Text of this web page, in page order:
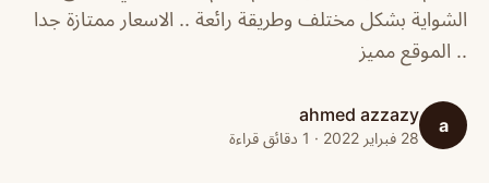
الشواية بشكل مختلف وطريقة رائعة .. الاسعار ممتازة جدا
.. الموقع مميز
a
ahmed azzazy
28 فبراير 2022 · 1 دقائق قراءة